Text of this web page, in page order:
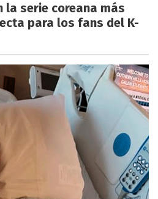
la serie coreana más
para los fans del K-